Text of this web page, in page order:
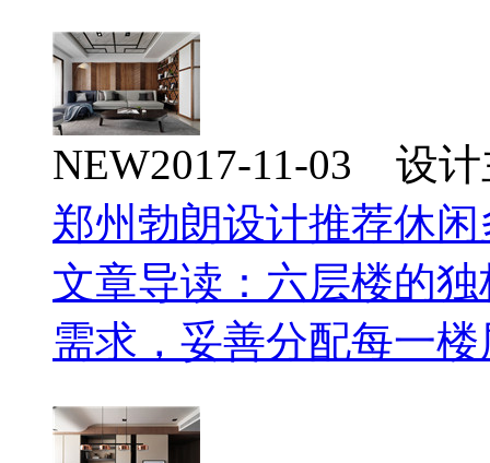
NEW2017-11-03 设
郑州勃朗设计推荐休
文章导读：六层楼的
需求，妥善分配每一